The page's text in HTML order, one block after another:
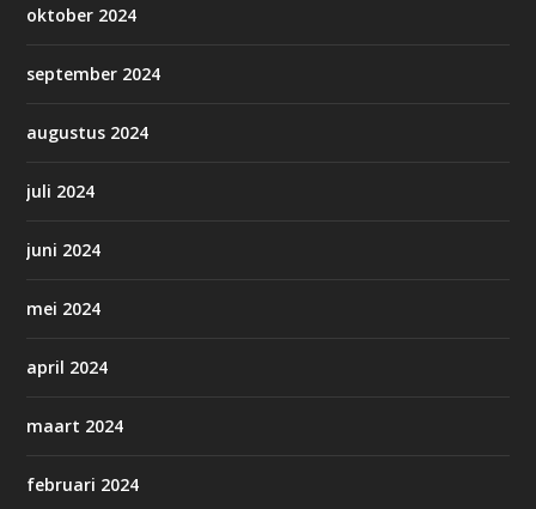
oktober 2024
september 2024
augustus 2024
juli 2024
juni 2024
mei 2024
april 2024
maart 2024
februari 2024